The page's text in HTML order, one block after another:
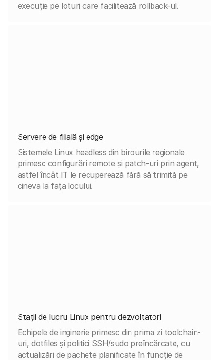
execuție pe loturi care facilitează rollback-ul.
Servere de filială și edge
Sistemele Linux headless din birourile regionale
primesc configurări remote și patch-uri prin agent,
astfel încât IT le recuperează fără să trimită pe
cineva la fața locului.
Stații de lucru Linux pentru dezvoltatori
Echipele de inginerie primesc din prima zi toolchain-
uri, dotfiles și politici SSH/sudo preîncărcate, cu
actualizări de pachete planificate în funcție de